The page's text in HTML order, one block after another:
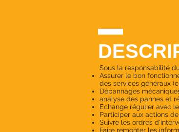
Sous la responsabilité
Assurer le bon
des services généraux
Dépannages
analyse des pannes et
Échange régulier avec
Participer aux actions
Suivre les ordres
Faire remonter les